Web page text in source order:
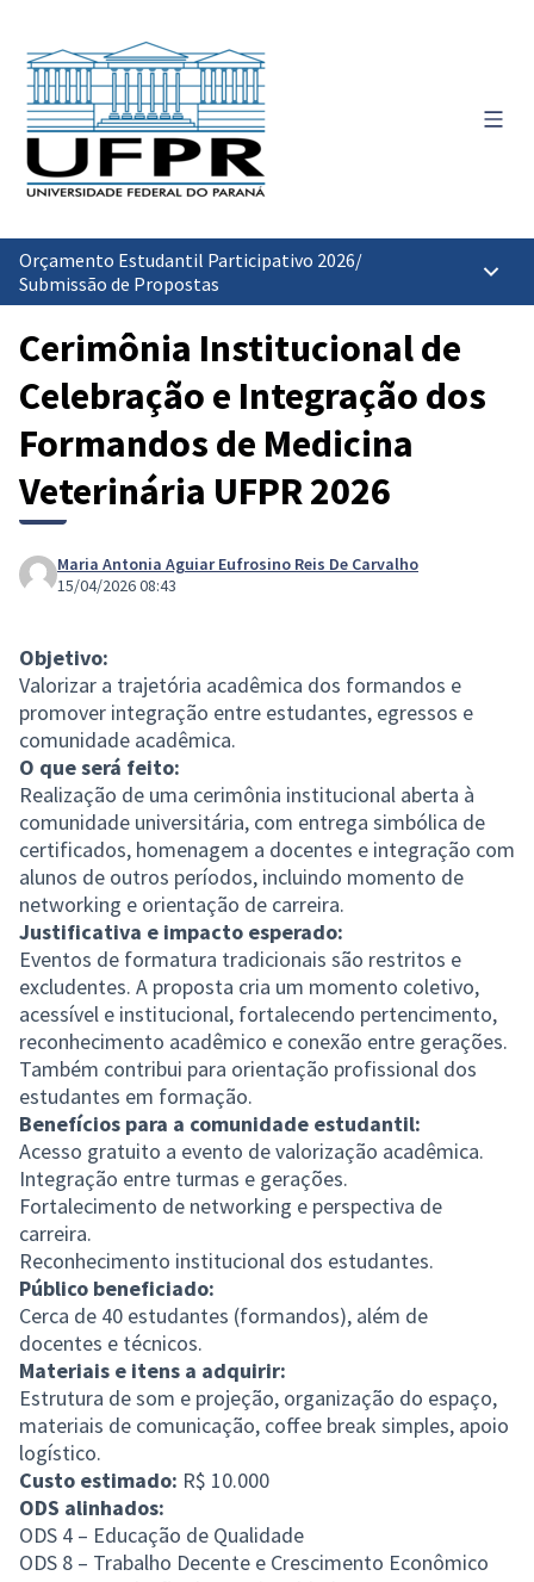
Orçamento Estudantil Participativo 2026/
Submissão de Propostas
Cerimônia Institucional de
Celebração e Integração dos
Formandos de Medicina
Veterinária UFPR 2026
Maria Antonia Aguiar Eufrosino Reis De Carvalho
15/04/2026 08:43
Objetivo:
Valorizar a trajetória acadêmica dos formandos e
promover integração entre estudantes, egressos e
comunidade acadêmica.
O que será feito:
Realização de uma cerimônia institucional aberta à
comunidade universitária, com entrega simbólica de
certificados, homenagem a docentes e integração com
alunos de outros períodos, incluindo momento de
networking e orientação de carreira.
Justificativa e impacto esperado:
Eventos de formatura tradicionais são restritos e
excludentes. A proposta cria um momento coletivo,
acessível e institucional, fortalecendo pertencimento,
reconhecimento acadêmico e conexão entre gerações.
Também contribui para orientação profissional dos
estudantes em formação.
Benefícios para a comunidade estudantil:
Acesso gratuito a evento de valorização acadêmica.
Integração entre turmas e gerações.
Fortalecimento de networking e perspectiva de
carreira.
Reconhecimento institucional dos estudantes.
Público beneficiado:
Cerca de 40 estudantes (formandos), além de
docentes e técnicos.
Materiais e itens a adquirir:
Estrutura de som e projeção, organização do espaço,
materiais de comunicação, coffee break simples, apoio
logístico.
Custo estimado: R$ 10.000
ODS alinhados:
ODS 4 – Educação de Qualidade
ODS 8 – Trabalho Decente e Crescimento Econômico